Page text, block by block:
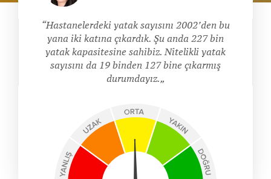
Hastanelerdeki yatak sayısını 2002’den bu
yana iki katına çıkardık. Şu anda 227 bin
yatak kapasitesine sahibiz. Nitelikli yatak
sayısını da 19 binden 127 bine çıkarmış
durumdayız.